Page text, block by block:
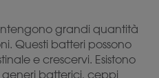
grandi quantità
Questi batteri possono
e crescervi. Esistono
generi batterici, ceppi